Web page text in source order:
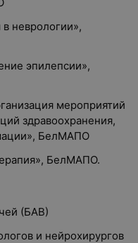
неврологии»,
эпилепсии»,
мероприятий
здравоохранения,
БелМАПО
БелМАПО.
(БАВ)
и нейрохирургов